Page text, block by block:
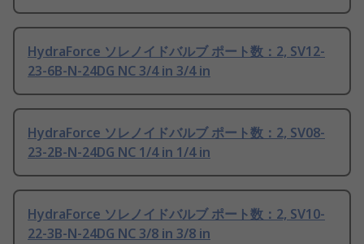
HydraForce ソレノイドバルブ ポート数：2, SV12-
23-6B-N-24DG NC 3/4 in 3/4 in
HydraForce ソレノイドバルブ ポート数：2, SV08-
23-2B-N-24DG NC 1/4 in 1/4 in
HydraForce ソレノイドバルブ ポート数：2, SV10-
22-3B-N-24DG NC 3/8 in 3/8 in